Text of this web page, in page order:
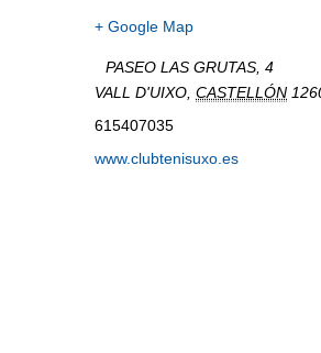
+ Google Map
PASEO LAS GRUTAS, 4
VALL D'UIXO CASTELLÓN
615407035
www.clubtenisuxo.es